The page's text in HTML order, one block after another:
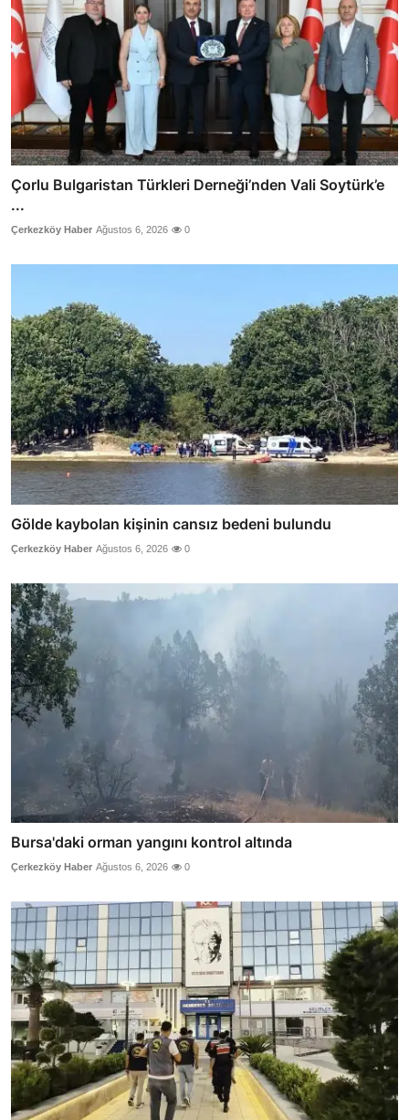
Çorlu Bulgaristan Türkleri Derneği’nden Vali Soytürk’e
...
Çerkezköy Haber Ağustos 6, 2026 0
Gölde kaybolan kişinin cansız bedeni bulundu
Çerkezköy Haber Ağustos 6, 2026 0
Bursa'daki orman yangını kontrol altında
Çerkezköy Haber Ağustos 6, 2026 0